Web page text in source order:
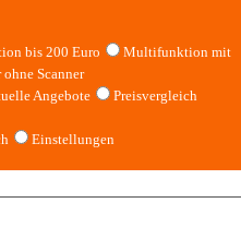
bis 200 Euro
Multifunktion mit
Scanner
Angebote
Preisvergleich
Einstellungen